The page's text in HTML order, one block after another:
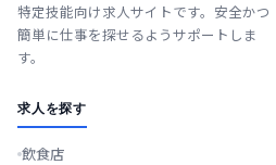
特定技能向け求人サイトです。安全かつ
簡単に仕事を探せるようサポートしま
す。
求人を探す
飲食店